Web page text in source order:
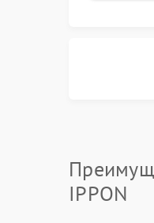
IPPON